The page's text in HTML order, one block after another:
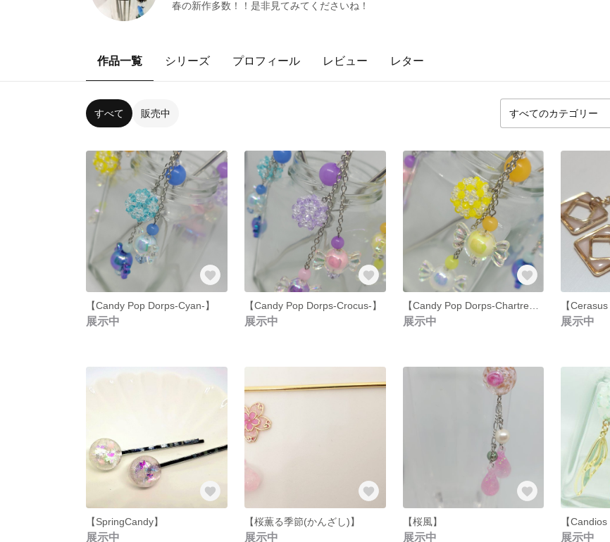
春の新作多数！！是非見てみてくださいね！
作品一覧 シリーズ プロフィール レビュー レター
すべて 販売中
【Candy Pop Dorps-Cyan-】
展示中
【Candy Pop Dorps-Crocus-】
展示中 展示中
【
展示中
【SpringCandy】
展示中
【桜薫る季節(かんざし)】
展示中
【桜風】
展示中
【
展示中